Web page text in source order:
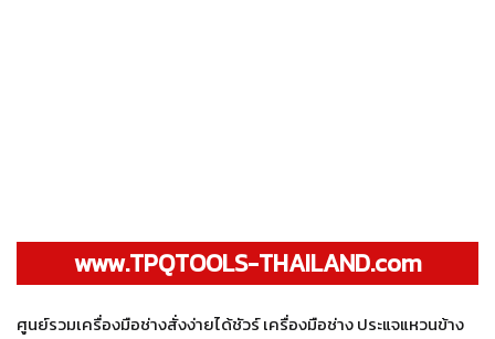
www.TPQTOOLS-THAILAND.com
ศูนย์รวมเครื่องมือช่างสั่งง่ายได้ชัวร์ เครื่องมือช่าง ประแจแหวนข้าง